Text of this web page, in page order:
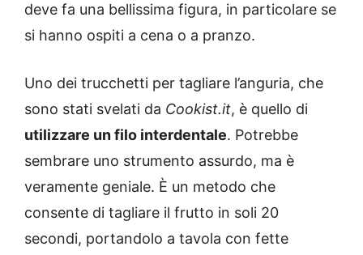
deve fa una bellissima figura, in particolare se
si hanno ospiti a cena o a pranzo.
Uno dei trucchetti per tagliare l’anguria, che
sono stati svelati da Cookist.it, è quello di
utilizzare un filo interdentale. Potrebbe
sembrare uno strumento assurdo, ma è
veramente geniale. È un metodo che
consente di tagliare il frutto in soli 20
secondi, portandolo a tavola con fette